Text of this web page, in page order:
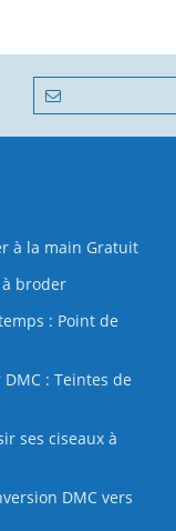
à la main Gratuit
broder
: Point de
: Teintes de
ses ciseaux à
DMC vers